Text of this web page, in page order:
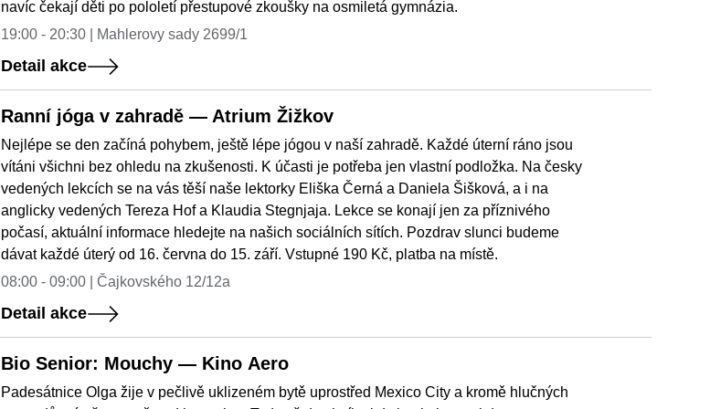
navíc čekají děti po pololetí přestupové zkoušky na osmiletá gymnázia.
19:00 - 20:30 | Mahlerovy sady 2699/1
Detail akce
Ranní jóga v zahradě — Atrium Žižkov
Nejlépe se den začíná pohybem, ještě lépe jógou v naší zahradě. Každé úterní ráno jsou
vítáni všichni bez ohledu na zkušenosti. K účasti je potřeba jen vlastní podložka. Na česky
vedených lekcích se na vás těší naše lektorky Eliška Černá a Daniela Šišková, a i na
anglicky vedených Tereza Hof a Klaudia Stegnjaja. Lekce se konají jen za příznivého
počasí, aktuální informace hledejte na našich sociálních sítích. Pozdrav slunci budeme
dávat každé úterý od 16. června do 15. září. Vstupné 190 Kč, platba na místě.
08:00 - 09:00 | Čajkovského 12/12a
Detail akce
Bio Senior: Mouchy — Kino Aero
Padesátnice Olga žije v pečlivě uklizeném bytě uprostřed Mexico City a kromě hlučných